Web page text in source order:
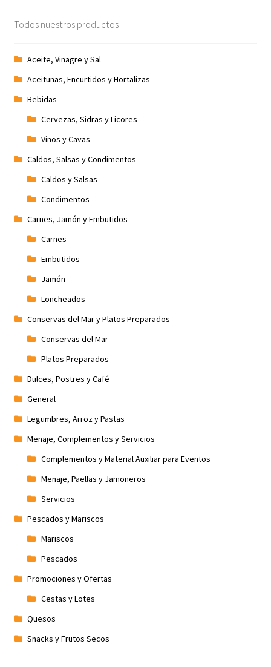
Promociones
Términos y condiciones
Tienda
Todos nuestros productos
Aceite, Vinagre y Sal
Aceitunas, Encurtidos y Hortalizas
Bebidas
Cervezas, Sidras y Licores
Vinos y Cavas
Caldos, Salsas y Condimentos
Caldos y Salsas
Condimentos
Carnes, Jamón y Embutidos
Carnes
Embutidos
Jamón
Loncheados
Conservas del Mar y Platos Preparados
Conservas del Mar
Platos Preparados
Dulces, Postres y Café
General
Legumbres, Arroz y Pastas
Menaje, Complementos y Servicios
Complementos y Material Auxiliar para Eventos
Menaje, Paellas y Jamoneros
Servicios
Pescados y Mariscos
Mariscos
Pescados
Promociones y Ofertas
Cestas y Lotes
Quesos
Snacks y Frutos Secos